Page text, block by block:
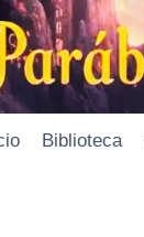
Biblioteca